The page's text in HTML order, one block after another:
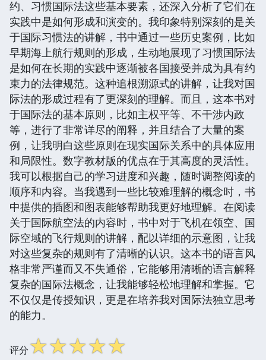
约、习惯国际法这些基本要素，还深入分析了它们在
实践中是如何形成和演变的。我印象特别深刻的是关
于国际习惯法的讲解，书中通过一些历史案例，比如
早期海上航行规则的形成，生动地展现了习惯国际法
是如何在长期的实践中逐渐被各国接受并成为具有约
束力的法律规范。这种追根溯源式的讲解，让我对国
际法的形成过程有了更深刻的理解。而且，这本书对
于国际法的基本原则，比如主权平等、不干涉内政
等，进行了非常详尽的阐释，并且结合了大量的案
例，让我明白这些原则在现实国际关系中的具体应用
和局限性。数字教材版的优点在于其高度的灵活性。
我可以根据自己的学习进度和兴趣，随时调整阅读的
顺序和内容。当我遇到一些比较难理解的概念时，书
中提供的插图和图表能够帮助我更好地理解。在阅读
关于国际航空法的内容时，书中对于飞机在领空、国
际空域的飞行规则的讲解，配以详细的示意图，让我
对这些复杂的规则有了清晰的认识。这本书的语言风
格非常严谨而又不失通俗，它能够用清晰的语言解释
复杂的国际法概念，让我能够轻松地理解和掌握。它
不仅仅是传授知识，更是在培养我对国际法独立思考
的能力。
评分☆☆☆☆☆